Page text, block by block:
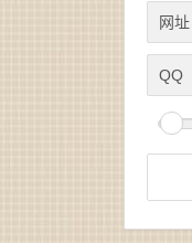
网址
QQ